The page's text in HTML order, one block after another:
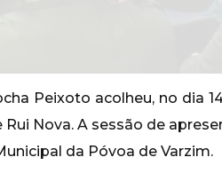
Peixoto acolheu, no dia
Rui Nova. A sessão de
da Póvoa de Varzim.